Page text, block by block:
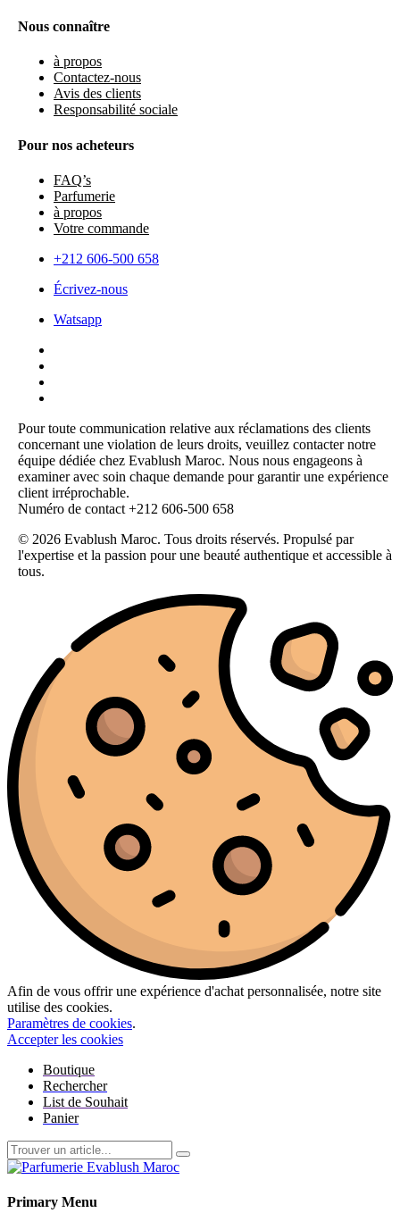
Nous connaître
à propos
Contactez-nous
Avis des clients
Responsabilité sociale
Pour nos acheteurs
FAQ’s
Parfumerie
à propos
Votre commande
+212 606-500 658
Écrivez-nous
Watsapp
Pour toute communication relative aux réclamations des clients
concernant une violation de leurs droits, veuillez contacter notre
équipe dédiée chez Evablush Maroc. Nous nous engageons à
examiner avec soin chaque demande pour garantir une expérience
client irréprochable.
Numéro de contact +212 606-500 658
© 2026 Evablush Maroc. Tous droits réservés. Propulsé par
l'expertise et la passion pour une beauté authentique et accessible à
tous.
Afin de vous offrir une expérience d'achat personnalisée, notre site
utilise des cookies.
Paramètres de cookies.
Accepter les cookies
Boutique
Rechercher
List de Souhait
Panier
Primary Menu